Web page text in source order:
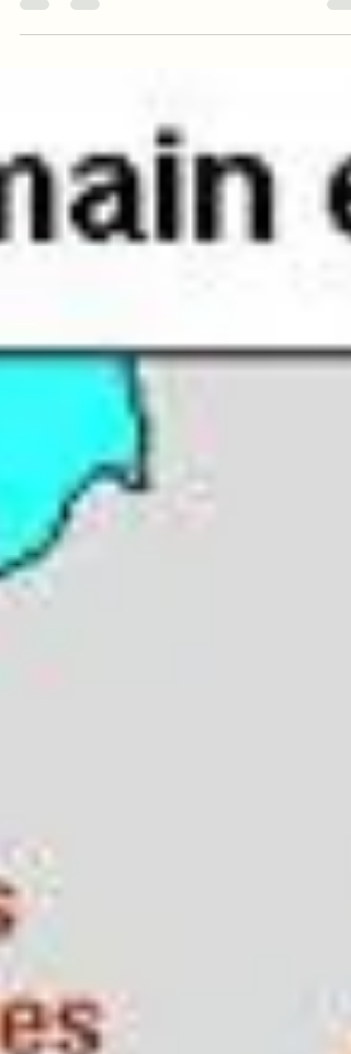
vida puede cambiar Asís es más que una
ciudad artística o un destino turístico, sino
susurra que nuestra vida puede cambiar de
forma, irradiar luz, reparar el mundo». Venir
Asís debería producir una transformación
interior, no solamente dejar fotografías o
recuerdos. 2